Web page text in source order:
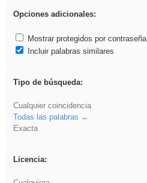
Opciones adicionales:
Mostrar protegidos por contraseña
Incluir palabras similares
Tipo de búsqueda:
Cualquier coincidencia
Todas las palabras
Exacta
Licencia: